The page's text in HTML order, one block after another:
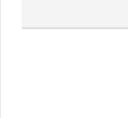
MAGSY heeft hem